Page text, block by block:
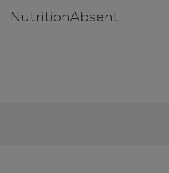
NutritionAbsent